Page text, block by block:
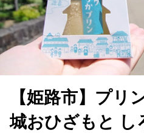
【姫路市】プリ
城おひざもと し